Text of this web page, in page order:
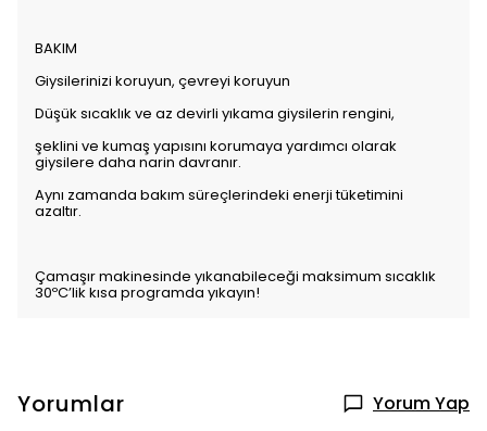
BAKIM
Giysilerinizi koruyun, çevreyi koruyun
Düşük sıcaklık ve az devirli yıkama giysilerin rengini,
şeklini ve kumaş yapısını korumaya yardımcı olarak
giysilere daha narin davranır.
Aynı zamanda bakım süreçlerindeki enerji tüketimini
azaltır.
Çamaşır makinesinde yıkanabileceği maksimum sıcaklık
30ºC’lik kısa programda yıkayın!
Yorumlar Yorum Yap